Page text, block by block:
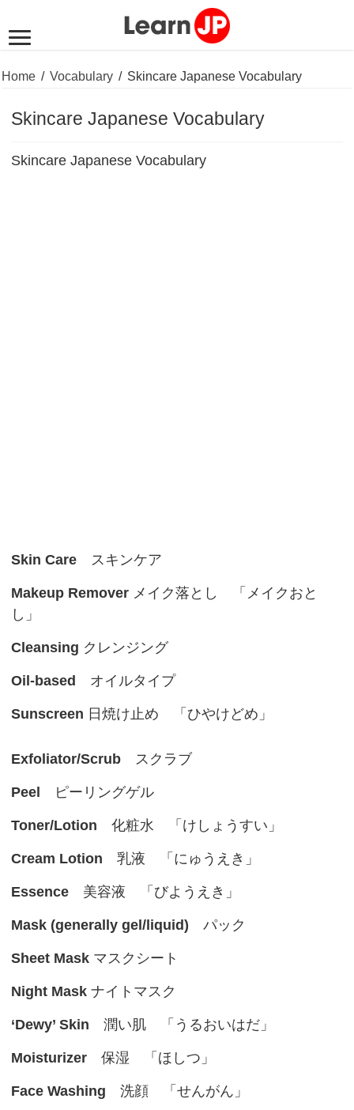
Home / Vocabulary / Skincare Japanese Vocabulary
Skincare Japanese Vocabulary
Skincare Japanese Vocabulary
Skin Care スキンケア
Makeup Remover メイク落とし 「メイクおと
し」
Cleansing クレンジング
Oil-based オイルタイプ
Sunscreen 日焼け止め 「ひやけどめ」
Exfoliator/Scrub スクラブ
Peel ピーリングゲル
Toner/Lotion 化粧水 「けしょうすい」
Cream Lotion 乳液 「にゅうえき」
Essence 美容液 「びようえき」
Mask (generally gel/liquid) パック
Sheet Mask マスクシート
Night Mask ナイトマスク
‘Dewy’ Skin 潤い肌 「うるおいはだ」
Moisturizer 保湿 「ほしつ」
Face Washing 洗顔 「せんがん」